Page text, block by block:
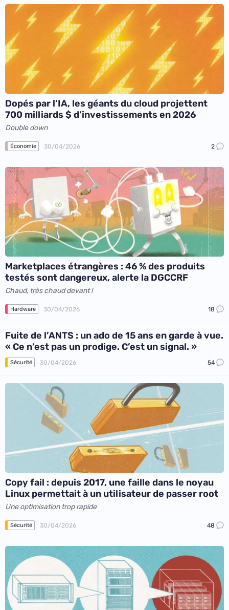
Dopés par l’IA, les géants du cloud projettent
700 milliards $ d’investissements en 2026
Double down
Économie 30/04/2026 2
Marketplaces étrangères : 46 % des produits
testés sont dangereux, alerte la DGCCRF
Chaud, très chaud devant !
Hardware 30/04/2026 18
Fuite de l’ANTS : un ado de 15 ans en garde à vue.
« Ce n’est pas un prodige. C’est un signal. »
Sécurité 30/04/2026 54
Copy fail : depuis 2017, une faille dans le noyau
Linux permettait à un utilisateur de passer root
Une optimisation trop rapide
Sécurité 30/04/2026 48